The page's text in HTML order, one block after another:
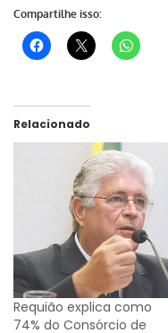
Compartilhe isso:
Relacionado
Requião explica como
74% do Consórcio de